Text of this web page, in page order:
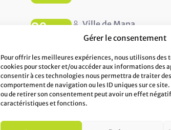
Gérer le consentement
Pour offrir les meilleures expériences, nous utilisons des
cookies pour stocker et/ou accéder aux informations des
consentir à ces technologies nous permettra de traiter
comportement de navigation ou les ID uniques sur ce
ou de retirer son consentement peut avoir un effet
caractéristiques et fonctions.
02 Ville de Mana
COMMUNIQUÉ A LA
Orange sur le territoire de Mana